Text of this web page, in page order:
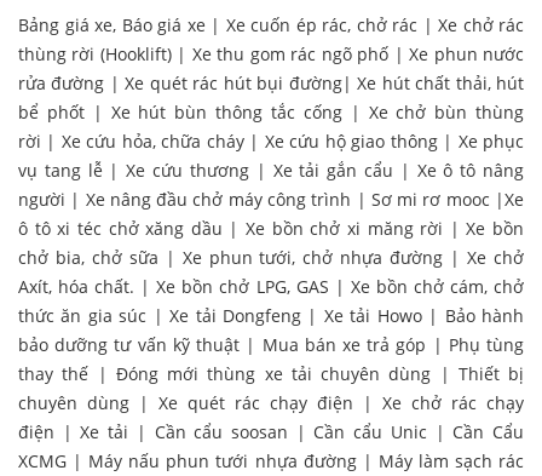
Bảng giá xe, Báo giá xe | Xe cuốn ép rác, chở rác | Xe chở rác
thùng rời (Hooklift)| Xe thu gom rác ngõ phố |Xe phun nước
rửa đường |Xe quét rác hút bụi đường|Xe hút chất thải, hút
bể phốt| Xe hút bùn thông tắc cống| Xe chở bùn thùng
rời | Xe cứu hỏa, chữa cháy| Xe cứu hộ giao thông| Xe phục
vụ tang lễ |Xe cứu thương| Xe tải gắn cẩu | Xe ô tô nâng
người | Xe nâng đầu chở máy công trình | Sơ mi rơ mooc |Xe
ô tô xi téc chở xăng dầu | Xe bồn chở xi măng rời |Xe bồn
chở bia, chở sữa | Xe phun tưới, chở nhựa đường |Xe chở
Axít, hóa chất. |Xe bồn chở LPG, GAS | Xe bồn chở cám, chở
thức ăn gia súc |Xe tải Dongfeng | Xe tải Howo| Bảo hành
bảo dưỡng tư vấn kỹ thuật | Mua bán xe trả góp | Phụ tùng
thay thế | Đóng mới thùng xe tải chuyên dùng | Thiết bị
chuyên dùng | Xe quét rác chạy điện | Xe chở rác chạy
điện |Xe tải | Cần cẩu soosan | Cần cẩu Unic | Cần Cẩu
XCMG | Máy nấu phun tưới nhựa đường| Máy làm sạch rác